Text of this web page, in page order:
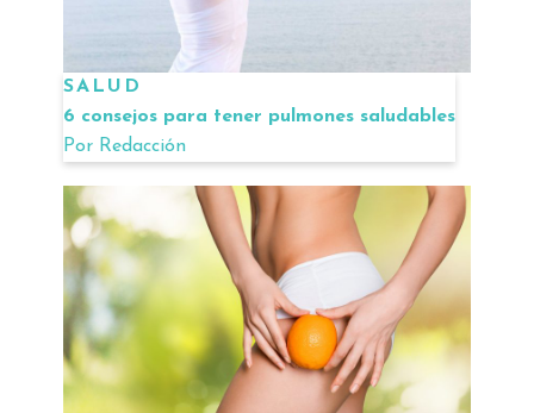
SALUD
6 consejos para tener pulmones saludables
Por Redacción